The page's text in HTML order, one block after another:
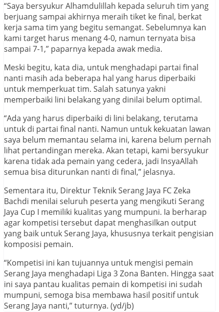
“Saya bersyukur Alhamdulillah kepada seluruh tim yang
berjuang sampai akhirnya meraih tiket ke final, berkat
kerja sama tim yang begitu semangat. Sebelumnya kan
kami target harus menang 4-0, namun ternyata bisa
sampai 7-1,” paparnya kepada awak media.
Meski begitu, kata dia, untuk menghadapi partai final
nanti masih ada beberapa hal yang harus diperbaiki
untuk memperkuat tim. Salah satunya yakni
memperbaiki lini belakang yang dinilai belum optimal.
“Ada yang harus diperbaiki di lini belakang, terutama
untuk di partai final nanti. Namun untuk kekuatan lawan
saya belum memantau selama ini, karena belum pernah
lihat pertandingan mereka. Akan tetapi, kami bersyukur
karena tidak ada pemain yang cedera, jadi InsyaAllah
semua bisa diturunkan nanti di final,” jelasnya.
Sementara itu, Direktur Teknik Serang Jaya FC Zeka
Bachdi menilai seluruh peserta yang mengikuti Serang
Jaya Cup I memiliki kualitas yang mumpuni. Ia berharap
agar kompetisi tersebut dapat menghasilkan output
yang baik untuk Serang Jaya, khususnya terkait pengisian
komposisi pemain.
“Kompetisi ini kan tujuannya untuk mengisi pemain
Serang Jaya menghadapi Liga 3 Zona Banten. Hingga saat
ini saya pantau kualitas pemain di kompetisi ini sudah
mumpuni, semoga bisa membawa hasil positif untuk
Serang Jaya nanti,” tuturnya. (yd/jb)